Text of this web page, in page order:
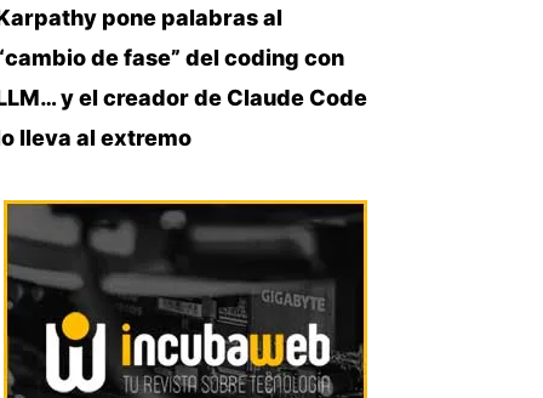
pone palabras al
de fase” del coding con
y el creador de Claude Code
lleva al extremo